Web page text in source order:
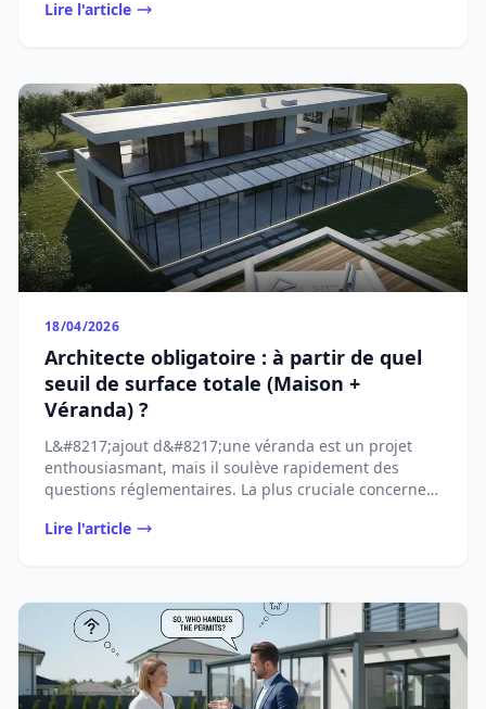
Lire l'article
18/04/2026
Architecte obligatoire : à partir de quel
seuil de surface totale (Maison +
Véranda) ?
L&#8217;ajout d&#8217;une véranda est un projet
enthousiasmant, mais il soulève rapidement des
questions réglementaires. La plus cruciale concerne
Lire l'article